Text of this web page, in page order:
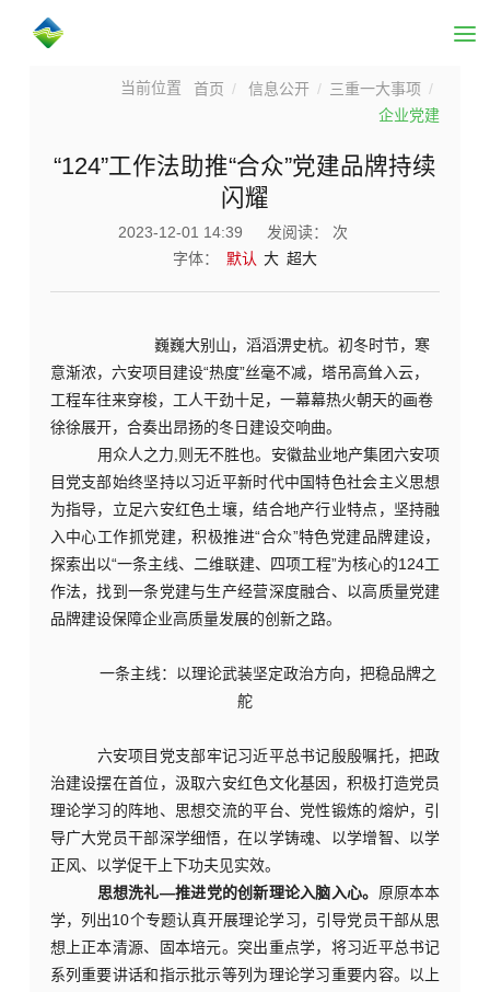
首页 信息公开
三重一大事项
企业党建
“124”工作法助推“合众”党建品牌持续
闪耀
2023-12-01 14:39 发阅读：
次
字体：
默认 大 超大
巍巍大别山，滔滔淠史杭。初冬时节，寒
意渐浓，六安项目建设“热度”丝毫不减，塔吊高耸入云，
工程车往来穿梭，工人干劲十足，一幕幕热火朝天的画卷
徐徐展开，合奏出昂扬的冬日建设交响曲。
用众人之力 ,则无不胜也。安徽盐业地产集团六安项
目党支部始终坚持以习近平新时代中国特色社会主义思想
为指导，立足六安红色土壤，结合地产行业特点，坚持融
入中心工作抓党建，积极推进“合众”特色党建品牌建设，
探索出以“一条主线、二维联建、四项工程”为核心的124工
作法，找到一条党建与生产经营深度融合、以高质量党建
品牌建设保障企业高质量发展的创新之路。
一条主线：以理论武装坚定政治方向，把稳品牌之
舵
六安项目党支部牢记习近平总书记殷殷嘱托，把政
治建设摆在首位，汲取六安红色文化基因，积极打造党员
理论学习的阵地、思想交流的平台、党性锻炼的熔炉，引
导广大党员干部深学细悟，在以学铸魂、以学增智、以学
正风、以学促干上下功夫见实效。
思想洗礼—推进党的创新理论入脑入心。 原原本本
学，列出10个专题认真开展理论学习，引导党员干部从思
想上正本清源、固本培元。突出重点学，将习近平总书记
系列重要讲话和指示批示等列为理论学习重要内容。以上